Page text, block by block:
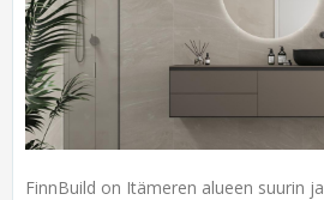
FinnBuild on Itämeren alueen suurin